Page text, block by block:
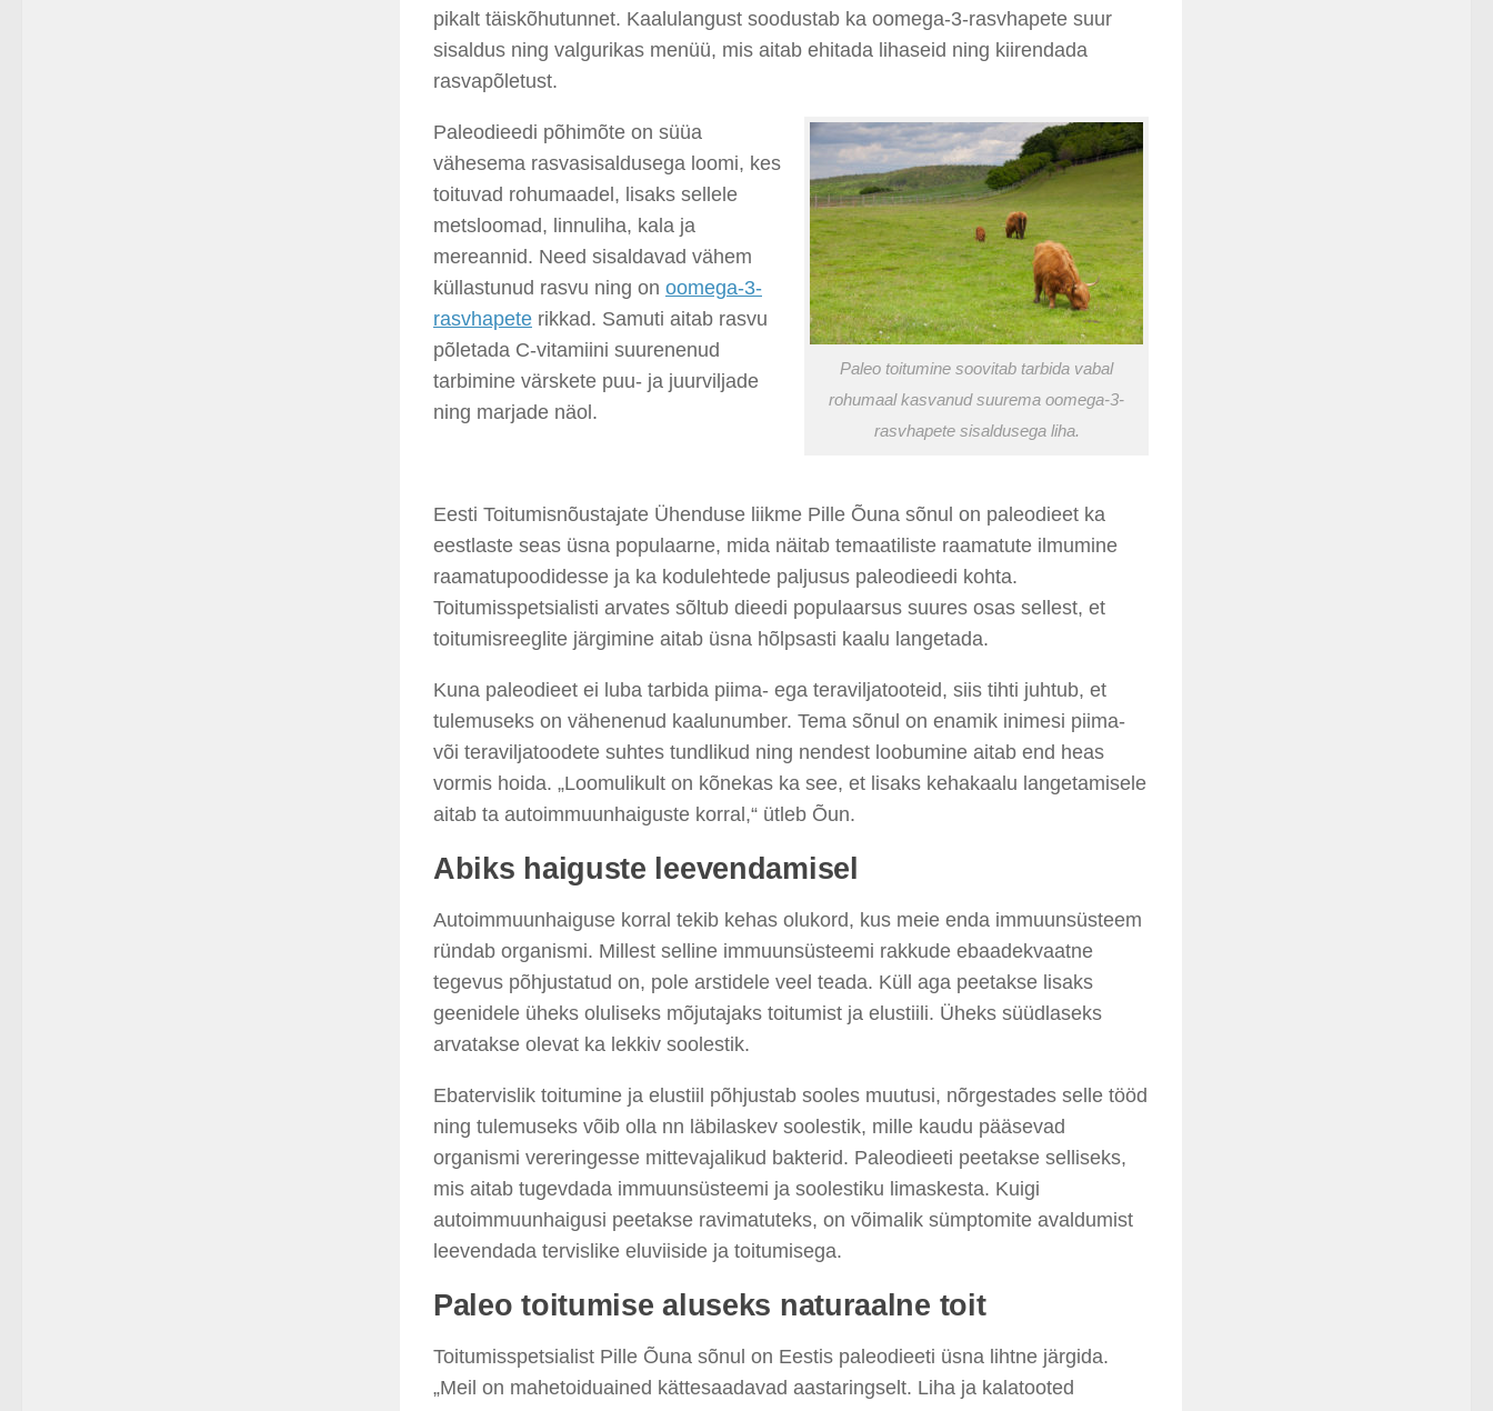
pikalt täiskõhutunnet. Kaalulangust soodustab ka oomega-3-rasvhapete suur
sisaldus ning valgurikas menüü, mis aitab ehitada lihaseid ning kiirendada
rasvapõletust.
Paleo toitumine soovitab tarbida vabal
rohumaal kasvanud suurema oomega-3-
rasvhapete sisaldusega liha.
Paleodieedi põhimõte on süüa
vähesema rasvasisaldusega loomi, kes
toituvad rohumaadel, lisaks sellele
metsloomad, linnuliha, kala ja
mereannid. Need sisaldavad vähem
küllastunud rasvu ning on oomega-3-
rasvhapete rikkad. Samuti aitab rasvu
põletada C-vitamiini suurenenud
tarbimine värskete puu- ja juurviljade
ning marjade näol.
Eesti Toitumisnõustajate Ühenduse liikme Pille Õuna sõnul on paleodieet ka
eestlaste seas üsna populaarne, mida näitab temaatiliste raamatute ilmumine
raamatupoodidesse ja ka kodulehtede paljusus paleodieedi kohta.
Toitumisspetsialisti arvates sõltub dieedi populaarsus suures osas sellest, et
toitumisreeglite järgimine aitab üsna hõlpsasti kaalu langetada.
Kuna paleodieet ei luba tarbida piima- ega teraviljatooteid, siis tihti juhtub, et
tulemuseks on vähenenud kaalunumber. Tema sõnul on enamik inimesi piima-
või teraviljatoodete suhtes tundlikud ning nendest loobumine aitab end heas
vormis hoida. „Loomulikult on kõnekas ka see, et lisaks kehakaalu langetamisele
aitab ta autoimmuunhaiguste korral,“ ütleb Õun.
Abiks haiguste leevendamisel
Autoimmuunhaiguse korral tekib kehas olukord, kus meie enda immuunsüsteem
ründab organismi. Millest selline immuunsüsteemi rakkude ebaadekvaatne
tegevus põhjustatud on, pole arstidele veel teada. Küll aga peetakse lisaks
geenidele üheks oluliseks mõjutajaks toitumist ja elustiili. Üheks süüdlaseks
arvatakse olevat ka lekkiv soolestik.
Ebatervislik toitumine ja elustiil põhjustab sooles muutusi, nõrgestades selle tööd
ning tulemuseks võib olla nn läbilaskev soolestik, mille kaudu pääsevad
organismi vereringesse mittevajalikud bakterid. Paleodieeti peetakse selliseks,
mis aitab tugevdada immuunsüsteemi ja soolestiku limaskesta. Kuigi
autoimmuunhaigusi peetakse ravimatuteks, on võimalik sümptomite avaldumist
leevendada tervislike eluviiside ja toitumisega.
Paleo toitumise aluseks naturaalne toit
Toitumisspetsialist Pille Õuna sõnul on Eestis paleodieeti üsna lihtne järgida.
„Meil on mahetoiduained kättesaadavad aastaringselt. Liha ja kalatooted